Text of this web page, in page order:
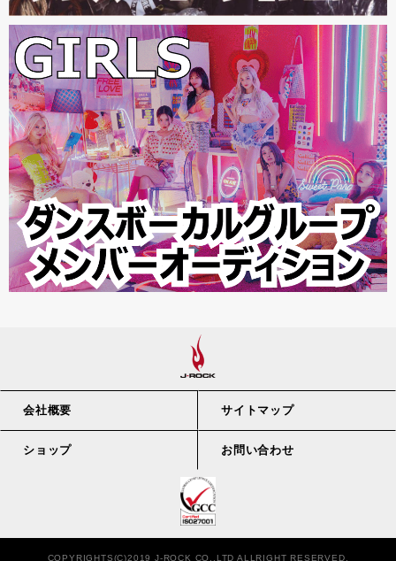
会社概要 サイトマップ
ショップ お問い合わせ
COPYRIGHTS(C)2019 J-ROCK CO.,LTD ALLRIGHT RESERVED.